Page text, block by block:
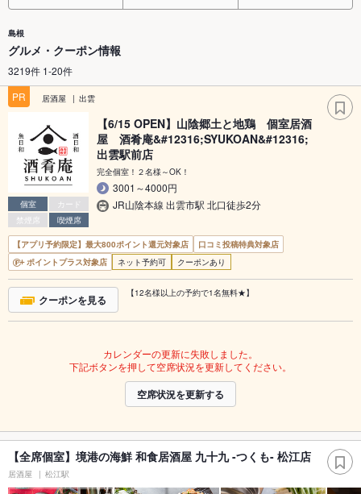
島根
グルメ・クーポン情報
3219件 1-20件
PR
居酒屋 出雲
個室
カード
禁煙席
喫煙席
【6/15 OPEN】山陰郷土と地鶏 個室居酒
屋 酒肴庵&#12316;SYUKOAN&#12316;
出雲駅前店
完全個室！２名様～OK！
3001～4000円
JR山陰本線 出雲市駅 北口徒歩2分
【アプリ予約限定】最大800ポイント還元対象店
口コミ投稿特典対象店
ポイントプラス対象店
ネット予約可 クーポンあり
クーポンを見る 【12名様以上の予約で1名無料★】
カレンダーの更新に失敗しました。
下記ボタンを押して空席状況を更新してください。
空席状況を更新する
【全席個室】境港の海鮮 和食居酒屋 九十九 -つくも- 松江店
居酒屋 松江駅